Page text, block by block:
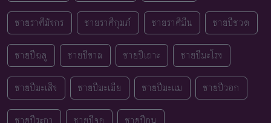
ชายราศีมังกร ชายราศีกุมภ์ ชายราศีมีน ชายปีชวด
ชายปีฉลู ชายปีขาล ชายปีเถาะ ชายปีมะโรง
ชายปีมะเส็ง ชายปีมะเมีย ชายปีมะแม ชายปีวอก
ชายปีระกา ชายปีจอ ชายปีกุน